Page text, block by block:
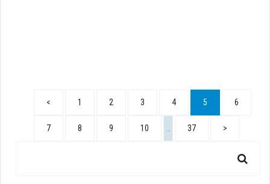
< 1 2 3 4 5 6
7 8 9 10 37 >